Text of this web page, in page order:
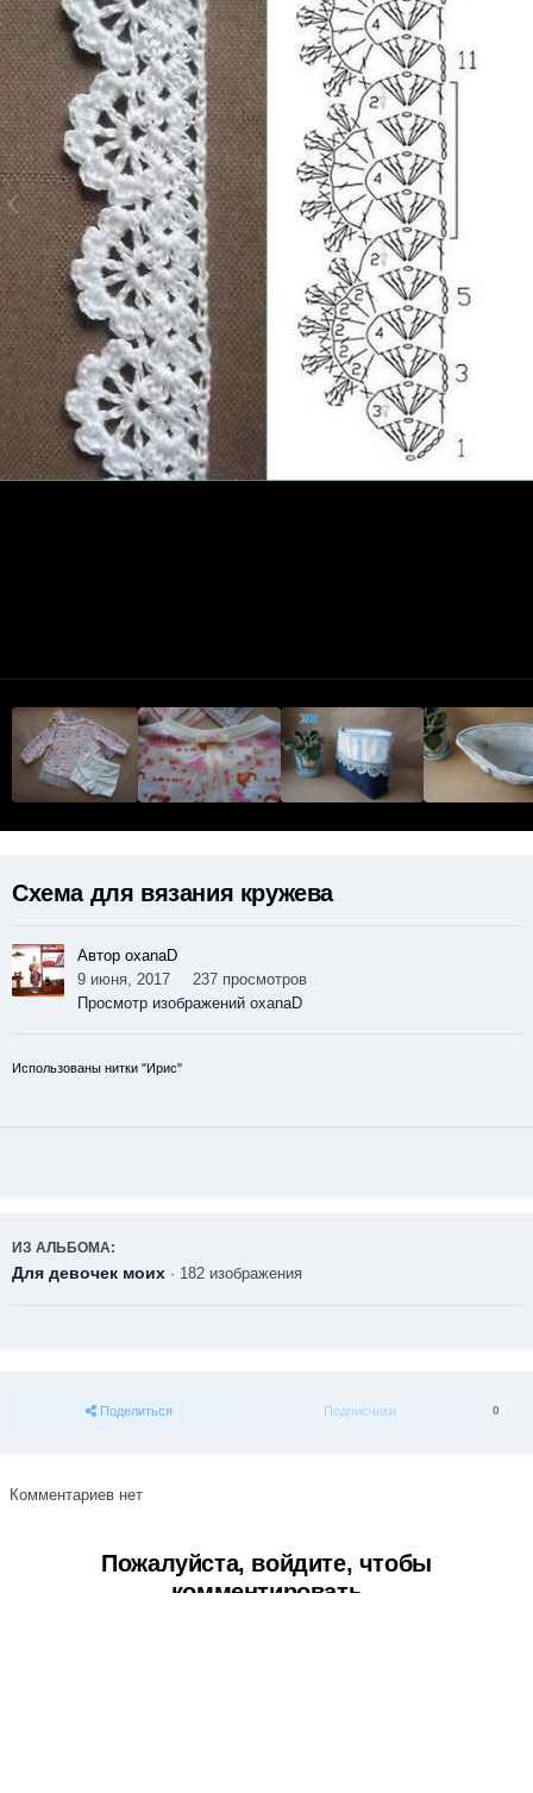
Схема для вязания кружева
Автор oxanaD
9 июня, 2017
237 просмотров
Просмотр изображений oxanaD
Использованы нитки "Ирис"
ИЗ АЛЬБОМА:
Для девочек моих · 182 изображения
Поделиться Подписчики 0
Комментариев нет
Пожалуйста, войдите, чтобы
комментировать